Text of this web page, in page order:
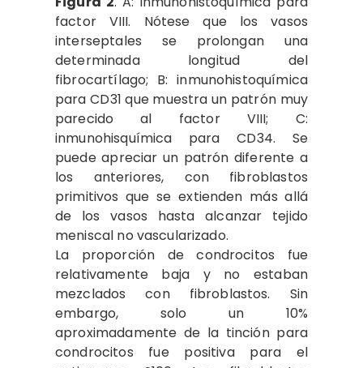
factor VIII. Nótese que los vasos
interseptales se prolongan una
determinada longitud del
fibrocartílago; B: inmunohistoquímica
para CD31 que muestra un patrón muy
parecido al factor VIII; C:
inmunohisquímica para CD34. Se
puede apreciar un patrón diferente a
los anteriores, con fibroblastos
primitivos que se extienden más allá
de los vasos hasta alcanzar tejido
meniscal no vascularizado.
La proporción de condrocitos fue
relativamente baja y no estaban
mezclados con fibroblastos. Sin
embargo, solo un 10%
aproximadamente de la tinción para
condrocitos fue positiva para el